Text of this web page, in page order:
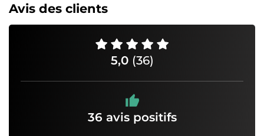
Avis des clients
5,0 (36)
36 avis positifs